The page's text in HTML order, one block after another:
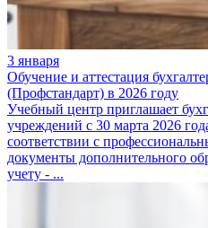
3 января
Обучение и аттестация
(Профстандарт) в 2026 году
Учебный центр приглашает
учреждений с 30 марта 2026
соответствии с
документы дополнительного
учету - ...